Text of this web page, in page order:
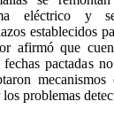
eléctrico y
establecidos
afirmó que
pactadas
problemas